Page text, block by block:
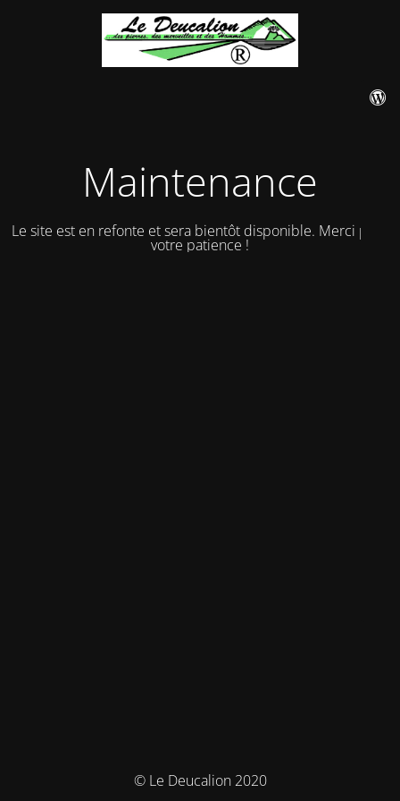
Maintenance
Le site est en refonte et sera bientôt disponible. Merci pour
votre patience !
© Le Deucalion 2020